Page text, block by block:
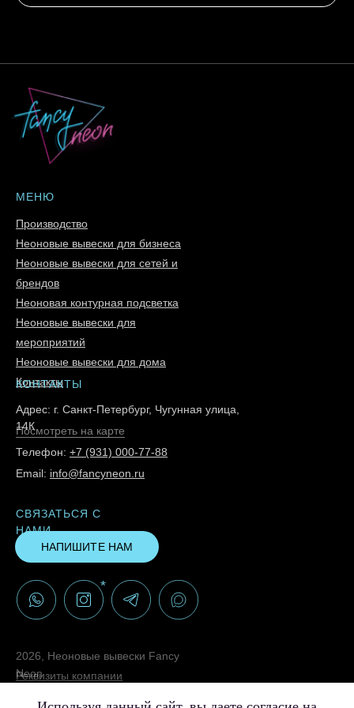
МЕНЮ
Производство
Неоновые вывески для бизнеса
Неоновые вывески для сетей и
брендов
Неоновая контурная подсветка
Неоновые вывески для
мероприятий
Неоновые вывески для дома
Контакты
КОНТАКТЫ
Посмотреть на карте
Адрес: г. Санкт-Петербург, Чугунная улица,
14К
Телефон: +7 (931) 000-77-88
Email: info@fancyneon.ru
Реквизиты компании
2026, Неоновые вывески Fancy
Neon
СВЯЗАТЬСЯ С
НАМИ
НАПИШИТЕ НАМ
*